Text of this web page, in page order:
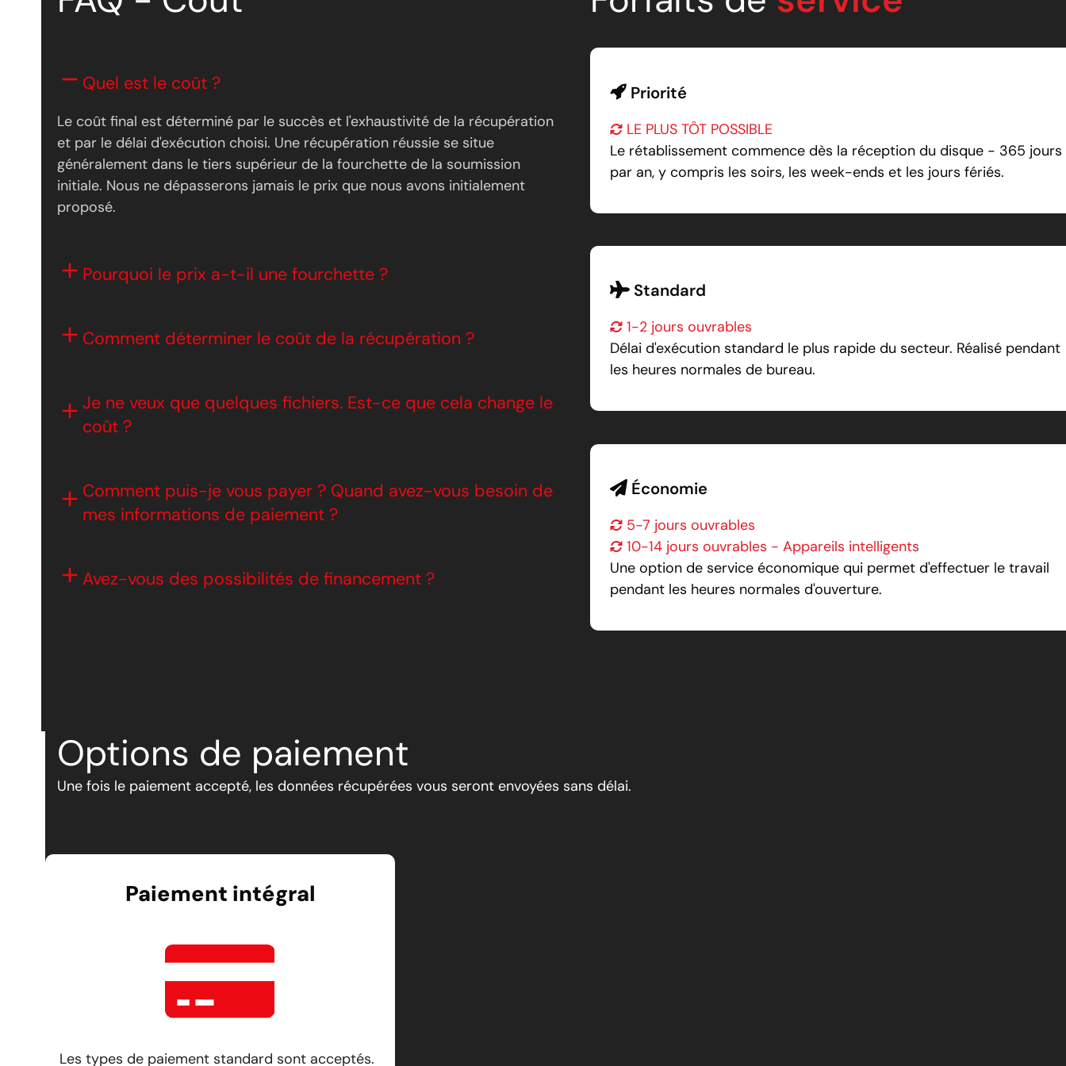
Quel est le coût ?
Le coût final est déterminé par le succès et l'exhaustivité de la récupération
et par le délai d'exécution choisi. Une récupération réussie se situe
généralement dans le tiers supérieur de la fourchette de la soumission
initiale. Nous ne dépasserons jamais le prix que nous avons initialement
proposé.
Pourquoi le prix a-t-il une fourchette ?
Comment déterminer le coût de la récupération ?
Je ne veux que quelques fichiers. Est-ce que cela change le
coût ?
Comment puis-je vous payer ? Quand avez-vous besoin de
mes informations de paiement ?
Avez-vous des possibilités de financement ?
Priorité
LE PLUS TÔT POSSIBLE
Le rétablissement commence dès la réception du disque - 365 jours
par an, y compris les soirs, les week-ends et les jours fériés.
Standard
1-2 jours ouvrables
Délai d'exécution standard le plus rapide du secteur. Réalisé pendant
les heures normales de bureau.
Économie
5-7 jours ouvrables
10-14 jours ouvrables - Appareils intelligents
Une option de service économique qui permet d'effectuer le travail
pendant les heures normales d'ouverture.
Options de paiement
Une fois le paiement accepté, les données récupérées vous seront envoyées sans délai.
Paiement intégral
Les types de paiement standard sont acceptés.